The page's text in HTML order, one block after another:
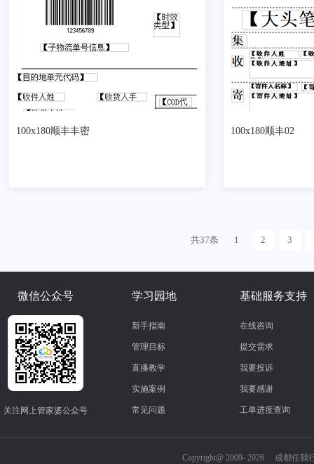
100x180顺丰丰密 100x180顺丰02
共37条 1 2 3
微信公众号
关注网上管家婆公众号
学习园地
新手指南
管理目标
直播教学
实施案例
常见问题
基础服务支持
在线咨询
提交需求
我要投诉
我要感谢
工单进度查询
Copyright@ 2009- 2026 成都任我